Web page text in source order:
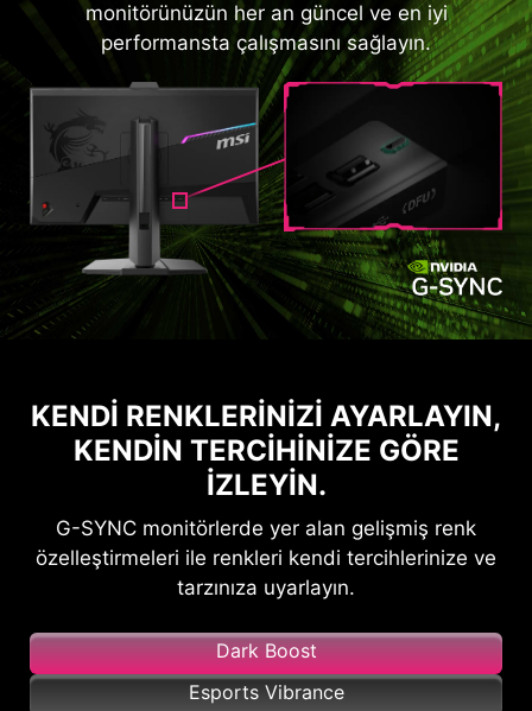
monitörünüzün her an güncel ve en iyi
performansta çalışmasını sağlayın.
KENDI RENKLERINIZI AYARLAYIN,
KENDIN TERCIHINIZE GÖRE
IZLEYIN.
G-SYNC monitörlerde yer alan gelişmiş renk
özelleştirmeleri ile renkleri kendi tercihlerinize ve
tarzınıza uyarlayın.
Dark Boost
Esports Vibrance